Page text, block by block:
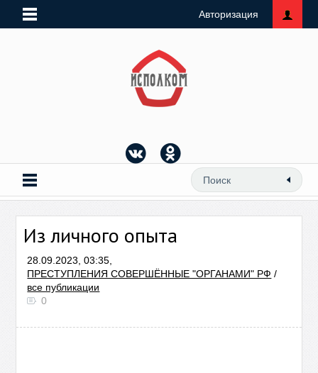
Авторизация
Из личного опыта
28.09.2023, 03:35,
ПРЕСТУПЛЕНИЯ СОВЕРШЁННЫЕ "ОРГАНАМИ" РФ /
все публикации
0